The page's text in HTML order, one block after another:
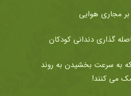
بر مجاری هوایی
گذاری دندانی کودکان
به سرعت بخشیدن به روند
می کنند!